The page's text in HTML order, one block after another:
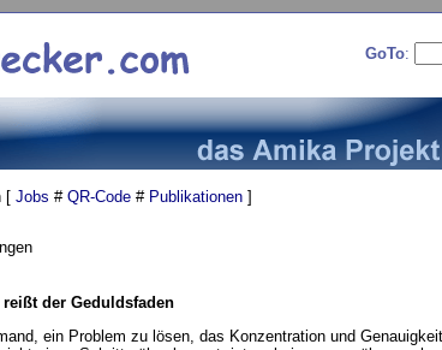
GoTo:
[ Jobs # QR-Code # Publikationen ]
der Geduldsfaden
ein Problem zu lösen, das Konzentration und